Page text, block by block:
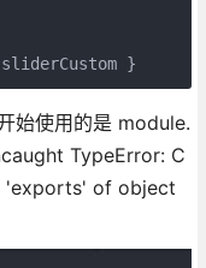
始使用的是 module.
TypeError: C
'exports' of object